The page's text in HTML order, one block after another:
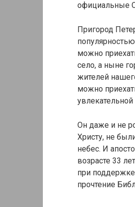
официальные
Пригород
можно
село, а ныне
жителей
можно
Он даже и не
Христу, не
небес. И
возрасте 33
при
прочтение